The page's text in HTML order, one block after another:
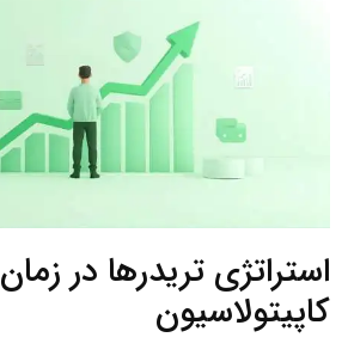
استراتژی تریدرها در زمان
کاپیتولاسیون